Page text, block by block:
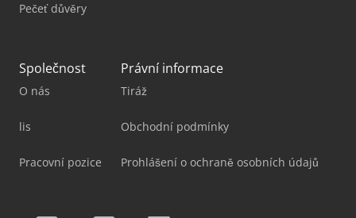
Pečeť důvěry
Společnost
O nás
lis
Pracovní pozice
Právní informace
Tiráž
Obchodní podmínky
Prohlášení o ochraně osobních údajů